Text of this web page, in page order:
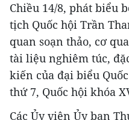
Chiều 14/8, phát biểu
tịch Quốc hội Trần
quan soạn thảo, cơ
tài liệu nghiêm túc,
kiến của đại biểu
thứ 7, Quốc hội khóa
Các Ủy viên Ủy ban